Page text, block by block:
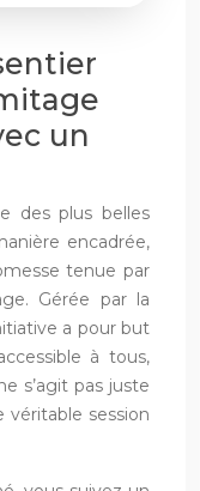
un
des plus belles
encadrée,
tenue par
Gérée par la
a pour but
à tous,
s’agit pas juste
véritable session